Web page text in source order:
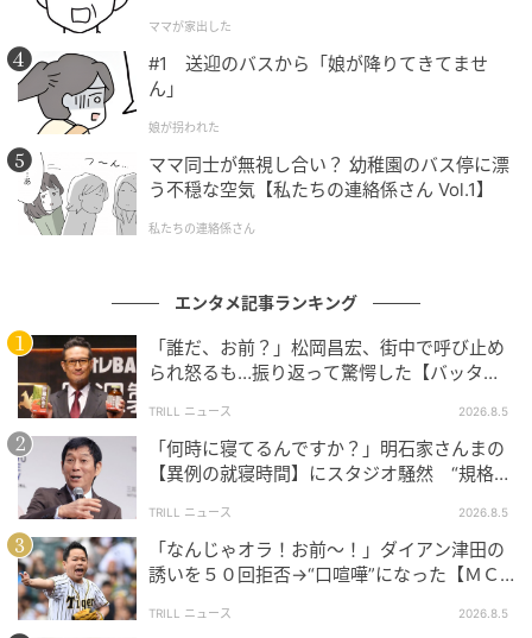
次の記事
#1 夫の「元不倫相手」から、１通の手紙が
届きました。
の記事をもっとみる
ママが家出した
#1 送迎のバスから「娘が降りてきてませ
ん」
娘が拐われた
ママ同士が無視し合い？ 幼稚園のバス停に漂
う不穏な空気【私たちの連絡係さん Vol.1】
私たちの連絡係さん
エンタメ記事ランキング
「誰だ、お前？」松岡昌宏、街中で呼び止め
られ怒るも…振り返って驚愕した【バッタリ
TRILL ニュース 2026.8.5
「何時に寝てるんですか？」明石家さんまの
【異例の就寝時間】にスタジオ騒然 “規格外
TRILL ニュース 2026.8.5
「なんじゃオラ！お前～！」ダイアン津田の
誘いを５０回拒否→“口喧嘩”になった【ＭＣ
TRILL ニュース 2026.8.5